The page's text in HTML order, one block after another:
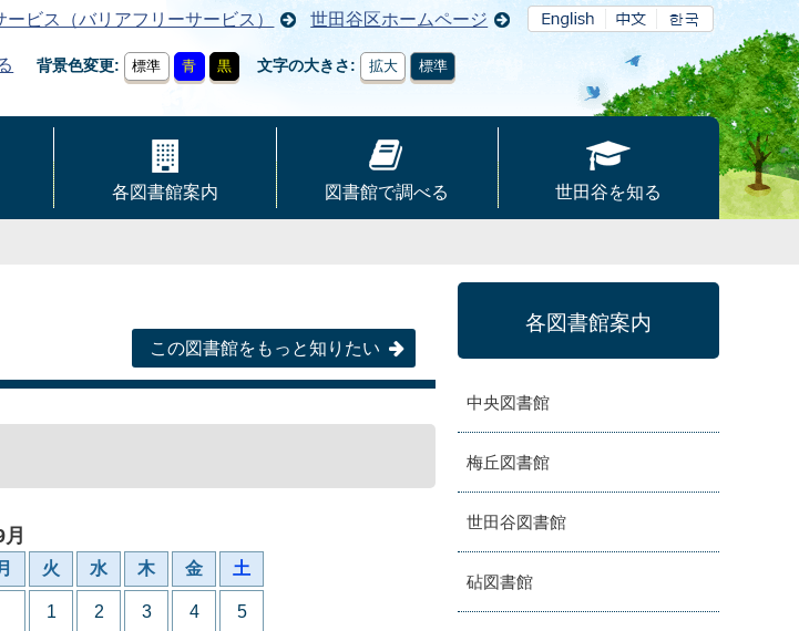
ービス（バリアフリーサービス） 世田谷区ホームページ
背景色変更 標準 青 黒 文字の大きさ 拡大 標準
各図書館案内 図書館で調べる 世田谷を知る
この図書館をもっと知りたい
火 水 木 金 土
1 2 3 4 5
各図書館案内
中央図書館
梅丘図書館
世田谷図書館
砧図書館